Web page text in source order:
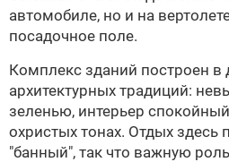
автомобиле, но и на
посадочное поле.
Комплекс зданий построен в
архитектурных традиций:
зеленью, интерьер
охристых тонах. Отдых здесь
"банный", так что важную